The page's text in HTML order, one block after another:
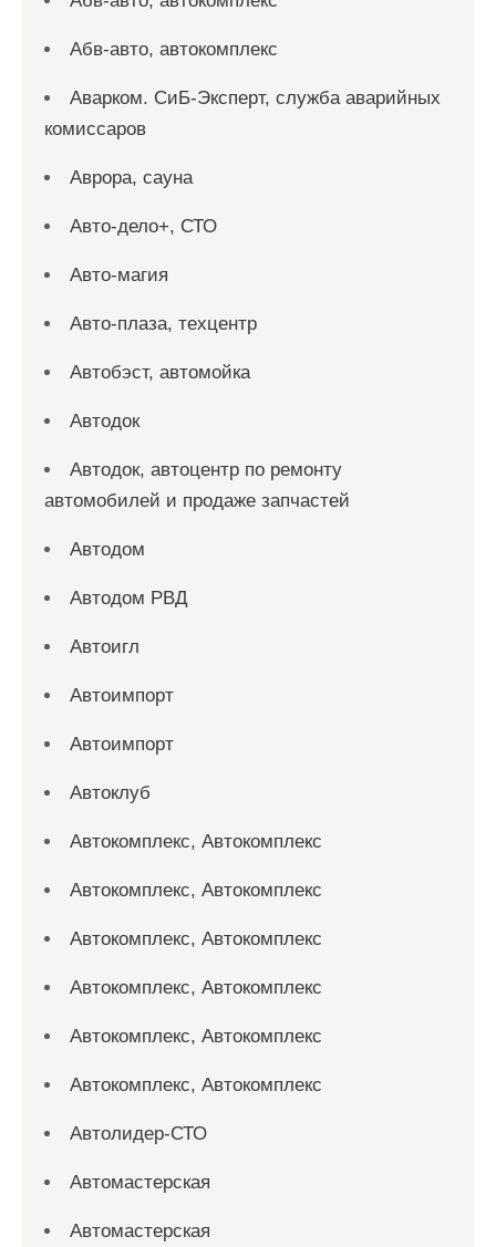
Абв-авто, автокомплекс
Аварком. СиБ-Эксперт, служба аварийных
комиссаров
Аврора, сауна
Авто-дело+, СТО
Авто-магия
Авто-плаза, техцентр
Автобэст, автомойка
Автодок
Автодок, автоцентр по ремонту
автомобилей и продаже запчастей
Автодом
Автодом РВД
Автоигл
Автоимпорт
Автоимпорт
Автоклуб
Автокомплекс, Автокомплекс
Автокомплекс, Автокомплекс
Автокомплекс, Автокомплекс
Автокомплекс, Автокомплекс
Автокомплекс, Автокомплекс
Автокомплекс, Автокомплекс
Автолидер-СТО
Автомастерская
Автомастерская